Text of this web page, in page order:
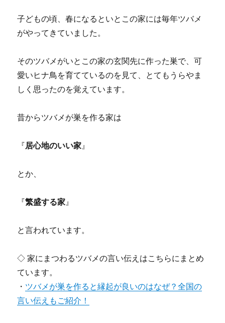
子どもの頃、春になるといとこの家には毎年ツバメ
がやってきていました。
そのツバメがいとこの家の玄関先に作った巣で、可
愛いヒナ鳥を育てているのを見て、とてもうらやま
しく思ったのを覚えています。
昔からツバメが巣を作る家は
『居心地のいい家 』
とか、
『繁盛する家 』
と言われています。
◇ 家にまつわるツバメの言い伝えはこちらにまとめ
ています。
・ ツバメが巣を作ると縁起が良いのはなぜ？全国の
言い伝えもご紹介！